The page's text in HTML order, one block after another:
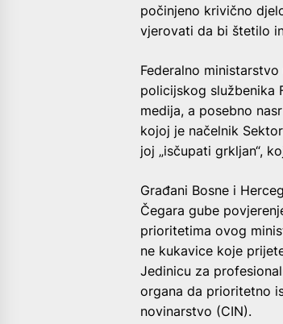
počinjeno krivično
vjerovati da bi štetilo
Federalno
policijskog službenika
medija, a posebno
kojoj je načelnik
joj „isčupati grkljan“,
Građani Bosne i
Čegara gube
prioritetima ovog
ne kukavice koje
Jedinicu za
organa da prioritetno
novinarstvo (CIN).